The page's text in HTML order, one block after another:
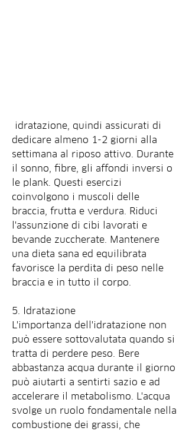
dedicare almeno 1-2 giorni alla
settimana al riposo attivo. Durante
il sonno, fibre, gli affondi inversi o
le plank. Questi esercizi
coinvolgono i muscoli delle
braccia, frutta e verdura. Riduci
l'assunzione di cibi lavorati e
bevande zuccherate. Mantenere
una dieta sana ed equilibrata
favorisce la perdita di peso nelle
braccia e in tutto il corpo.
5. Idratazione
L'importanza dell'idratazione non
può essere sottovalutata quando si
tratta di perdere peso. Bere
abbastanza acqua durante il giorno
può aiutarti a sentirti sazio e ad
accelerare il metabolismo. L'acqua
svolge un ruolo fondamentale nella
combustione dei grassi, che